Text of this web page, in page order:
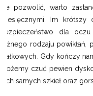
nie pozwolić, warto
miesięcznymi. Im krótszy
bezpieczeństwo dla
różnego rodzaju powikłań,
białkowych. Gdy kończy
możemy czuć pewien
tych samych szkieł oraz